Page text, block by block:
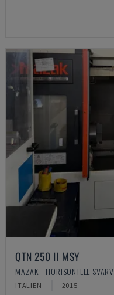
QTN 250 II MSY
MAZAK - HORISONTELL SVARV
ITALIEN 2015